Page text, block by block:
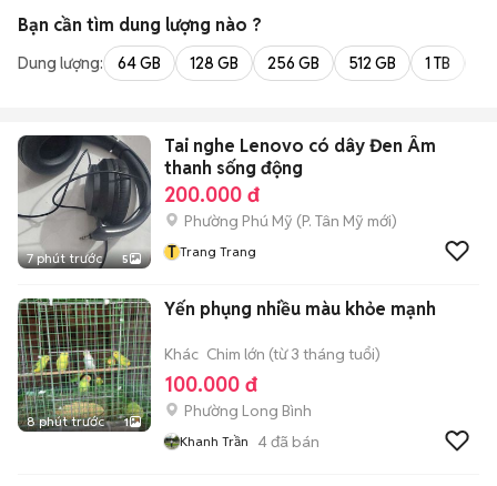
Bạn cần tìm dung lượng nào ?
Dung lượng: 64 GB 128 GB 256 GB 512 GB 1 TB
7 phút trước 5
Tai nghe Lenovo có dây Đen Âm
thanh sống động
200.000 đ
Phường Phú Mỹ (P. Tân Mỹ mới)
T Trang Trang
8 phút trước 1
Yến phụng nhiều màu khỏe mạnh
Khác Chim lớn (từ 3 tháng tuổi)
100.000 đ
Phường Long Bình
Khanh Trần 4đã bán